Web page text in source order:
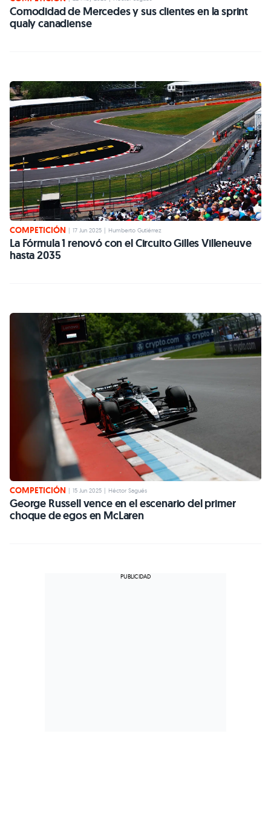
Comodidad de Mercedes y sus clientes en la sprint
qualy canadiense
COMPETICIÓN | 17 Jun 2025 | Humberto Gutiérrez
La Fórmula 1 renovó con el Circuito Gilles Villeneuve
hasta 2035
COMPETICIÓN | 15 Jun 2025 | Héctor Sagués
George Russell vence en el escenario del primer
choque de egos en McLaren